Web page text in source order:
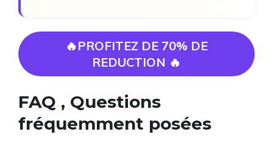
🔥PROFITEZ DE 70% DE
REDUCTION 🔥
FAQ , Questions
fréquemment posées